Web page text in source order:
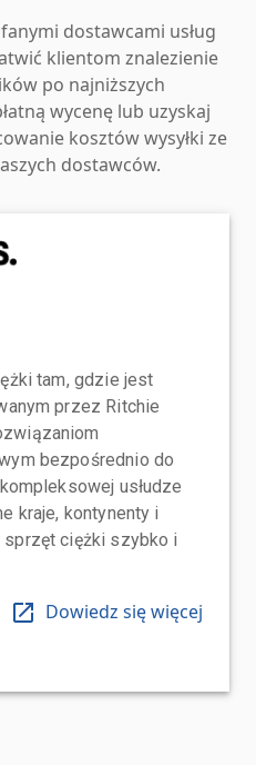
dostawcami usług
klientom znalezienie
po najniższych
wycenę lub uzyskaj
kosztów wysyłki ze
dostawców.
tam, gdzie jest
przez Ritchie
bezpośrednio do
usłudze
kraje, kontynenty i
ciężki szybko i
Dowiedz się więcej